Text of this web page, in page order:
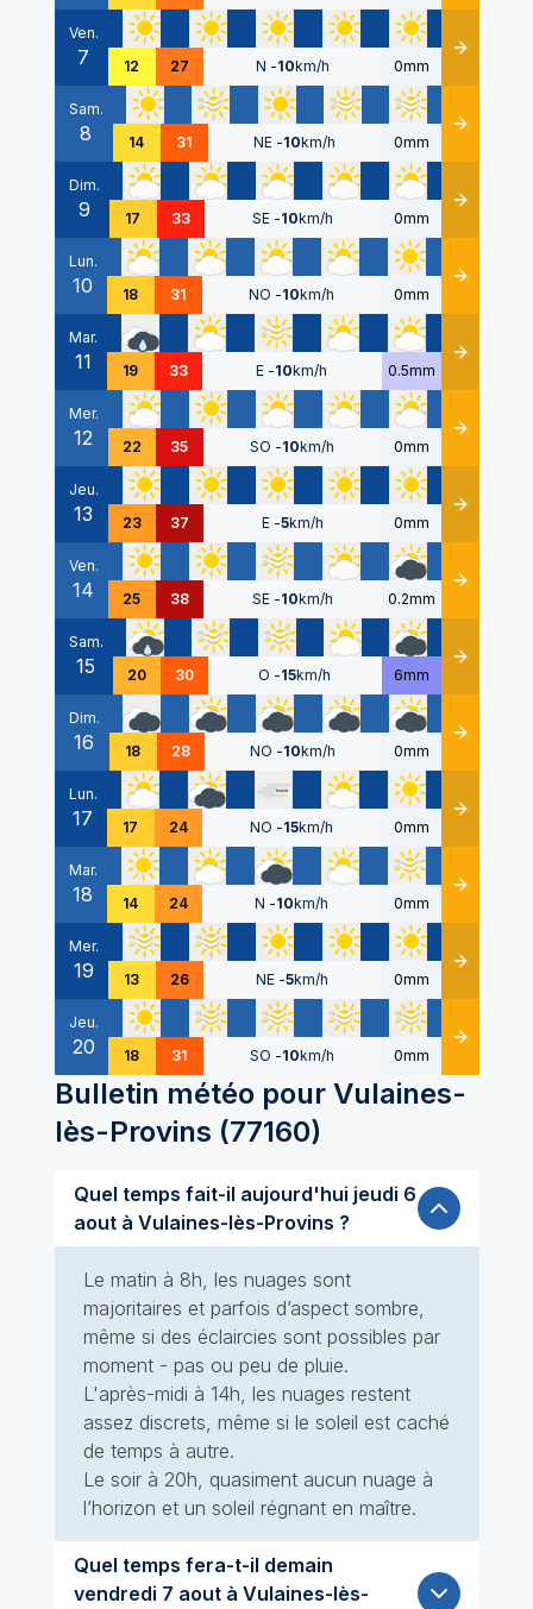
Ven.
7 12 27 N -10km/h 0mm Détails
Sam.
8 14 31 NE -10km/h 0mm Détails
Dim.
9 17 33 SE -10km/h 0mm Détails
Lun.
10 18 31 NO -10km/h 0mm Détails
Mar.
11 19 33 E -10km/h 0.5mm Détails
Mer.
12 22 35 SO -10km/h 0mm Détails
Jeu.
13 23 37 E -5km/h 0mm Détails
Ven.
14 25 38 SE -10km/h 0.2mm Détails
Sam.
15 20 30 O -15km/h 6mm Détails
Dim.
16 18 28 NO -10km/h 0mm Détails
Lun.
17 17 24 NO -15km/h 0mm Détails
Mar.
18 14 24 N -10km/h 0mm Détails
Mer.
19 13 26 NE -5km/h 0mm Détails
Jeu.
20 18 31 SO -10km/h 0mm Détails
Bulletin météo pour Vulaines-
lès-Provins (77160)
Quel temps fait-il aujourd'hui jeudi 6
aout à Vulaines-lès-Provins ?
Le matin à 8h, les nuages sont
majoritaires et parfois d’aspect sombre,
même si des éclaircies sont possibles par
moment - pas ou peu de pluie.
L'après-midi à 14h, les nuages restent
assez discrets, même si le soleil est caché
de temps à autre.
Le soir à 20h, quasiment aucun nuage à
l’horizon et un soleil régnant en maître.
Quel temps fera-t-il demain
vendredi 7 aout à Vulaines-lès-